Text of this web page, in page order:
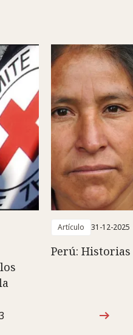
Artículo 31-12-2025
Perú: Historias